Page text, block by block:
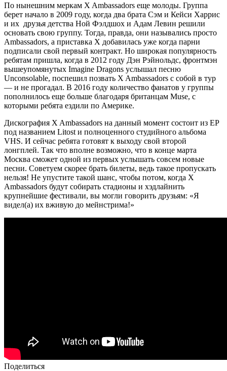
По нынешним меркам X Ambassadors еще молоды. Группа
берет начало в 2009 году, когда два брата Сэм и Кейси Харрис
и их друзья детства Ной Фэлдшох и Адам Левин решили
основать свою группу. Тогда, правда, они назывались просто
Ambassadors, а приставка Х добавилась уже когда парни
подписали свой первый контракт. Но широкая популярность
ребятам пришла, когда в 2012 году Дэн Рэйнольдс, фронтмэн
вышеупомянутых Imagine Dragons услышал песню
Unconsolable, поспешил позвать X Ambassadors с собой в тур
— и не прогадал. В 2016 году количество фанатов у группы
пополнилось еще больше благодаря британцам Muse, с
которыми ребята ездили по Америке.
Дискография X Ambassadors на данный момент состоит из EP
под названием Litost и полноценного студийного альбома
VHS. И сейчас ребята готовят к выходу свой второй
лонгплей. Так что вполне возможно, что в конце марта
Москва сможет одной из первых услышать совсем новые
песни. Советуем скорее брать билеты, ведь такое пропускать
нельзя! Не упустите такой шанс, чтобы потом, когда X
Ambassadors будут собирать стадионы и хэдлайнить
крупнейшие фестивали, вы могли говорить друзьям: «Я
видел(а) их вживую до мейнстрима!»
Поделиться